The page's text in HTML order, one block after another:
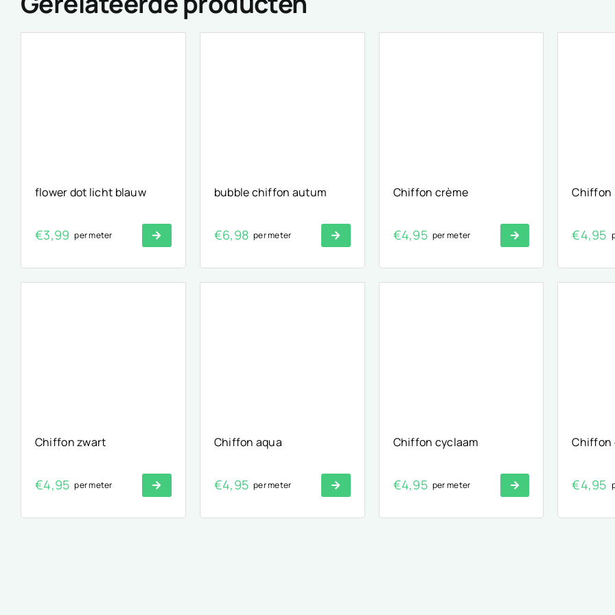
flower dot licht blauw
€3,99 per meter
bubble chiffon autum
€6,98 per meter
Chiffon crème
€4,95 per meter
Chiffon
€4,95
Chiffon zwart
€4,95 per meter
Chiffon aqua
€4,95 per meter
Chiffon cyclaam
€4,95 per meter
Chiffon
€4,95